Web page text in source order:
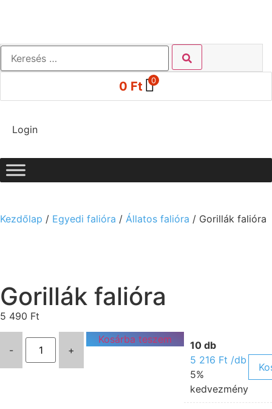
0 Ft 0
Login
Kezdőlap / Egyedi falióra / Állatos falióra / Gorillák falióra
Gorillák falióra
5 490 Ft
- +
Kosárba teszem
10 db
5 216 Ft /db
5%
kedvezmény